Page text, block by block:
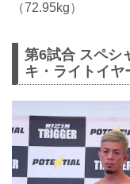
（72.95kg）
第6試合 スペシ
キ・ライトイヤ